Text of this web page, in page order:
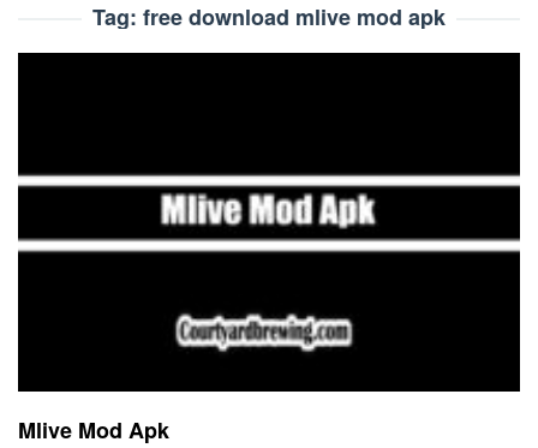
Tag: free download mlive mod apk
Mlive Mod Apk